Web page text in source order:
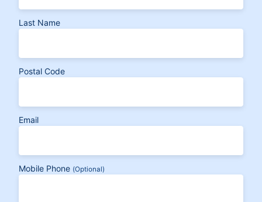
Last Name
Postal Code
Email
Mobile Phone (Optional)